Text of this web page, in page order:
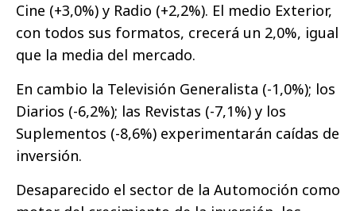
Cine (+3,0%) y Radio (+2,2%). El medio Exterior,
con todos sus formatos, crecerá un 2,0%, igual
que la media del mercado.
En cambio la Televisión Generalista (-1,0%); los
Diarios (-6,2%); las Revistas (-7,1%) y los
Suplementos (-8,6%) experimentarán caídas de
inversión.
Desaparecido el sector de la Automoción como